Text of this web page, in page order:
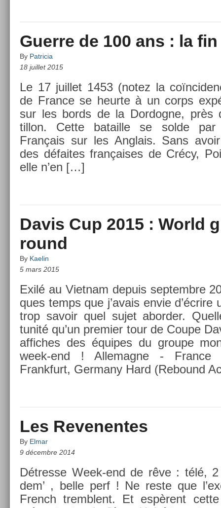
Guerre de 100 ans : la
By Patricia
18 juillet 2015
Le 17 juil­let 1453 (notez la
de Fran­ce se heur­te à un corps
sur les bords de la Dor­dogne,
tillon. Cette batail­le se solde
Français sur les An­glais. Sans
des défaites françaises de Crécy,
elle n’en […]
Davis Cup 2015 : World
round
By Kaelin
5 mars 2015
Exilé au Viet­nam de­puis sep­tembre
ques temps que j’avais envie
trop savoir quel sujet ab­ord­er.
tunité qu’un pre­mi­er tour de Coupe
af­fiches des équipes du groupe
week-end ! Al­lemag­ne - Fran­ce
Frankfurt, Ger­many Hard (Re­bound
Les Revenentes
By Elmar
9 décembre 2014
Détres­se Week-end de rêve : télé,
dem’ , belle perf ! Ne reste que
French tremblent. Et espèrent